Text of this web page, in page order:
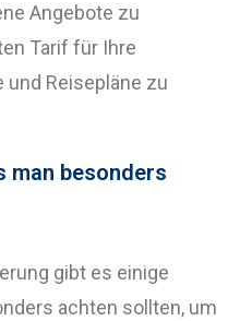
Angebote zu
Tarif für Ihre
Reisepläne zu
man besonders
gibt es einige
achten sollten, um